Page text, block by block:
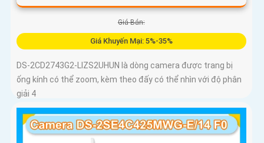
Giá Bán:
Giá Khuyến Mại: 5%-35%
DS-2CD2743G2-LIZS2UHUN là dòng camera được trang bị
ống kính có thể zoom, kèm theo đấy có thể nhìn với độ phân
giải 4